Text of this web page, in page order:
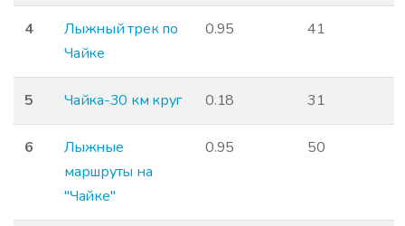
4
Лыжный трек по
Чайке
0.95 41
5 Чайка-30 км круг 0.18 31
6
Лыжные
маршруты на
"Чайке"
0.95 50